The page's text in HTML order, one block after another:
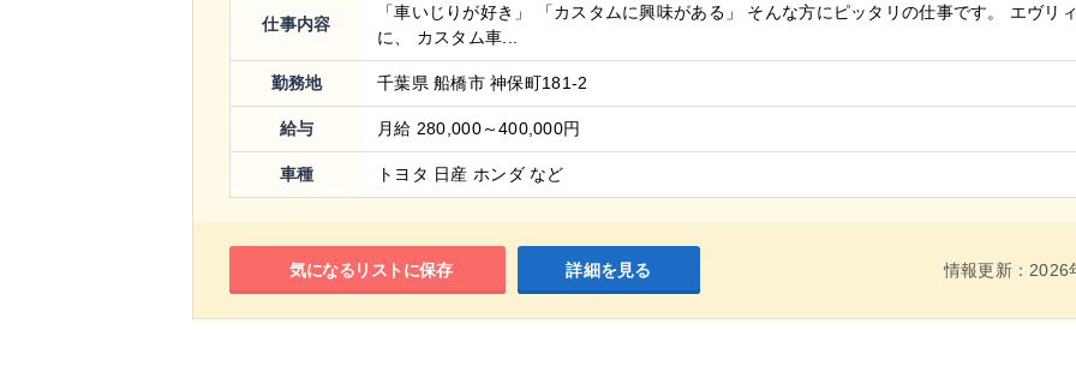
仕事内容
「車いじりが好き」 「カスタムに興味がある」 そんな方にピッタリの仕事です。 エヴリ
に、 カスタム車...
勤務地 千葉県 船橋市 神保町181-2
給与 月給 280,000～400,000円
車種 トヨタ 日産 ホンダ など
情報更新：2026
詳細を見る
気になるリストに保存